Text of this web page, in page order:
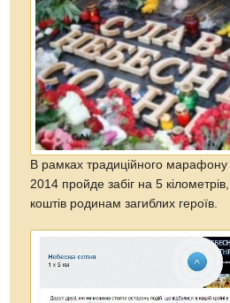
В рамках традиційного
2014 пройде забіг на 5
коштів родинам загиблих героїв.